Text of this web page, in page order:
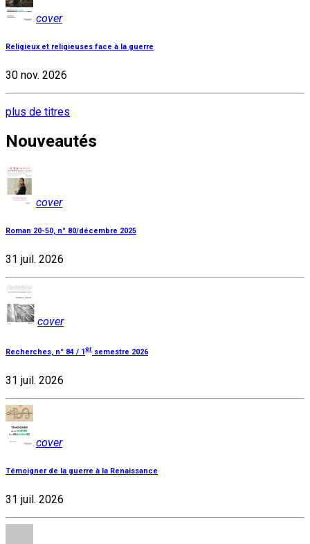
cover
Religieux et religieuses face à la guerre
30 nov. 2026
plus de titres
Nouveautés
cover
Roman 20-50, n° 80/décembre 2025
31 juil. 2026
cover
Recherches, n° 84 / 1er semestre 2026
31 juil. 2026
cover
Témoigner de la guerre à la Renaissance
31 juil. 2026